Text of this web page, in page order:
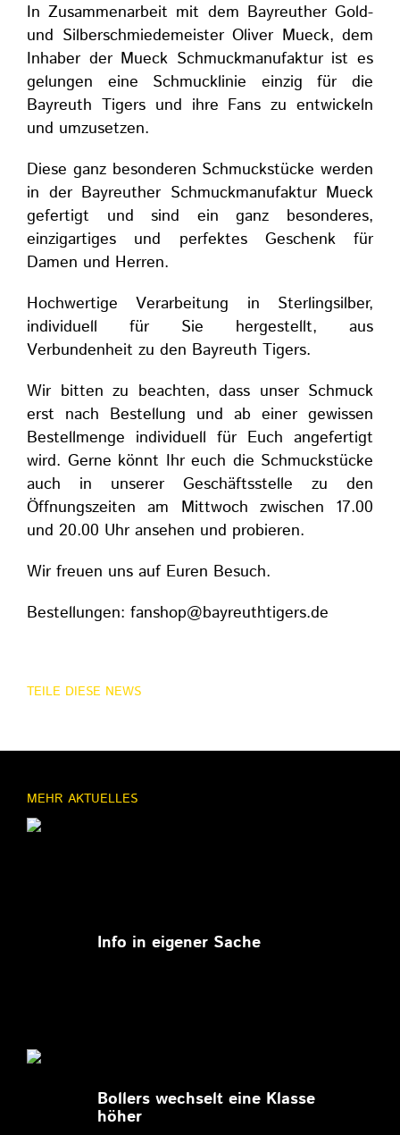
In Zusammenarbeit mit dem Bayreuther Gold-
und Silberschmiedemeister Oliver Mueck, dem
Inhaber der Mueck Schmuckmanufaktur ist es
gelungen eine Schmucklinie einzig für die
Bayreuth Tigers und ihre Fans zu entwickeln
und umzusetzen.
Diese ganz besonderen Schmuckstücke werden
in der Bayreuther Schmuckmanufaktur Mueck
gefertigt und sind ein ganz besonderes,
einzigartiges und perfektes Geschenk für
Damen und Herren.
Hochwertige Verarbeitung in Sterlingsilber,
individuell für Sie hergestellt, aus
Verbundenheit zu den Bayreuth Tigers.
Wir bitten zu beachten, dass unser Schmuck
erst nach Bestellung und ab einer gewissen
Bestellmenge individuell für Euch angefertigt
wird. Gerne könnt Ihr euch die Schmuckstücke
auch in unserer Geschäftsstelle zu den
Öffnungszeiten am Mittwoch zwischen 17.00
und 20.00 Uhr ansehen und probieren.
Wir freuen uns auf Euren Besuch.
Bestellungen: fanshop@bayreuthtigers.de
TEILE DIESE NEWS
MEHR AKTUELLES
Info in eigener Sache
Bollers wechselt eine Klasse
höher